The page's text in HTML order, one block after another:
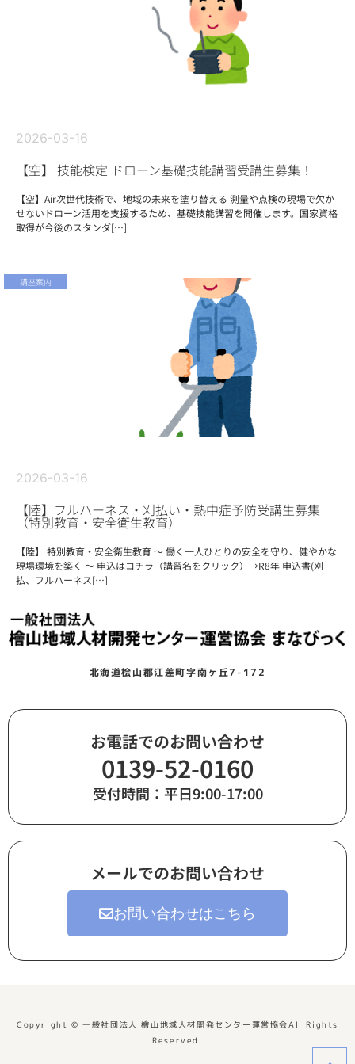
2026-03-16
【空】 技能検定 ドローン基礎技能講習受講生募集！
【空】Air次世代技術で、地域の未来を塗り替える 測量や点検の現場で欠か
せないドローン活用を支援するため、基礎技能講習を開催します。国家資格
取得が今後のスタンダ[…]
講座案内
2026-03-16
【陸】フルハーネス・刈払い・熱中症予防受講生募集
（特別教育・安全衛生教育）
【陸】 特別教育・安全衛生教育 ～ 働く一人ひとりの安全を守り、健やかな
現場環境を築く ～ 申込はコチラ（講習名をクリック）→R8年 申込書(刈
払、フルハーネス[…]
北海道桧山郡江差町字南ヶ丘7-172
お電話でのお問い合わせ
0139-52-0160
受付時間：平日9:00-17:00
メールでのお問い合わせ
お問い合わせはこちら
Copyright © 一般社団法人 檜山地域人材開発センター運営協会All Rights
Reserved.